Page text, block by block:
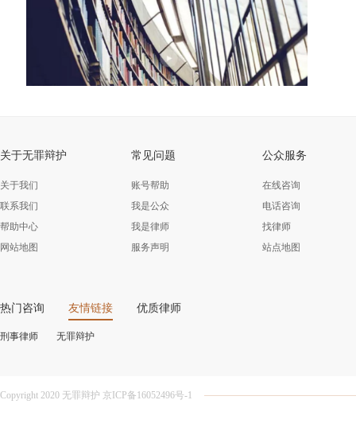
关于无罪辩护
关于我们
联系我们
帮助中心
网站地图
常见问题
账号帮助
我是公众
我是律师
服务声明
公众服务
在线咨询
电话咨询
找律师
站点地图
热门咨询 友情链接 优质律师
刑事律师 无罪辩护
Copyright 2020 无罪辩护 京ICP备16052496号-1